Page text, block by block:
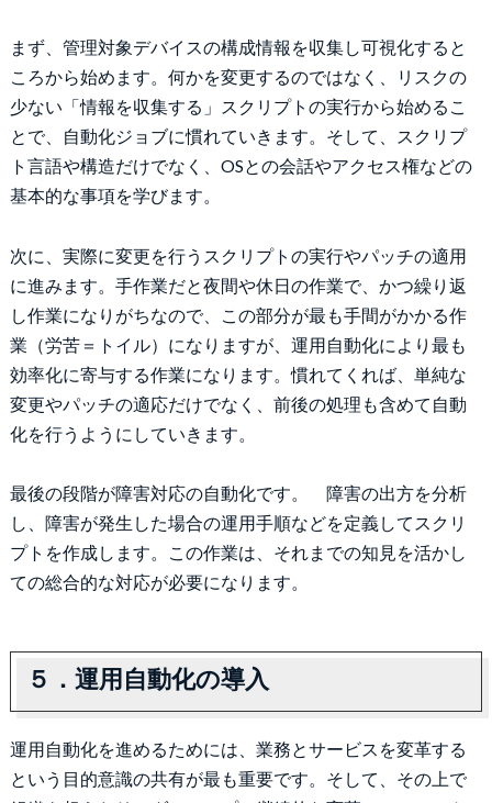
まず、管理対象デバイスの構成情報を収集し可視化すると
ころから始めます。何かを変更するのではなく、リスクの
少ない「情報を収集する」スクリプトの実行から始めるこ
とで、自動化ジョブに慣れていきます。そして、スクリプ
ト言語や構造だけでなく、OSとの会話やアクセス権などの
基本的な事項を学びます。
次に、実際に変更を行うスクリプトの実行やパッチの適用
に進みます。手作業だと夜間や休日の作業で、かつ繰り返
し作業になりがちなので、この部分が最も手間がかかる作
業（労苦＝トイル）になりますが、運用自動化により最も
効率化に寄与する作業になります。慣れてくれば、単純な
変更やパッチの適応だけでなく、前後の処理も含めて自動
化を行うようにしていきます。
最後の段階が障害対応の自動化です。 障害の出方を分析
し、障害が発生した場合の運用手順などを定義してスクリ
プトを作成します。この作業は、それまでの知見を活かし
ての総合的な対応が必要になります。
５．運用自動化の導入
運用自動化を進めるためには、業務とサービスを変革する
という目的意識の共有が最も重要です。そして、その上で